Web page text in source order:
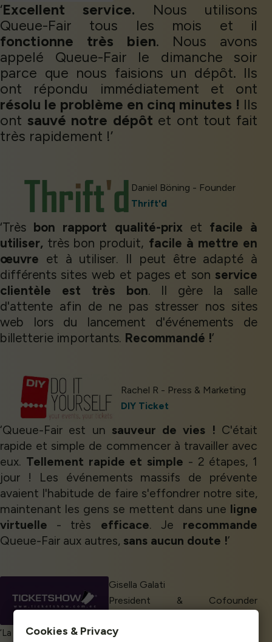
‘Excellent service. Nous utilisons
Queue-Fair tous les mois et il
fonctionne très bien. Nous avons
appelé Queue-Fair le dimanche soir
parce que nous faisions un dépôt. Ils
ont répondu immédiatement et ont
résolu le problème en cinq minutes ! Ils
ont sauvé notre dépôt et ont tout fait
très rapidement !’
Daniel Böning - Founder
Thrift'd
‘Très bon rapport qualité-prixet facile à
utiliser, très bon produit, facile à mettre en
œuvre et à utiliser. Il peut être adapté à
différents sites web et pages et son service
clientèle est très bon. Il gère la salle
d'attente afin de ne pas stresser nos sites
web lors du lancement d'événements de
billetterie importants. Recommandé !’
Rachel R - Press & Marketing
DIY Ticket
‘Queue-Fair est un sauveur de vies ! C'était
rapide et simple de commencer à travailler avec
eux. Tellement rapide et simple - 2 étapes, 1
jour ! Les événements massifs de prévente
avaient l'habitude de faire s'effondrer notre site,
maintenant les gens se mettent dans une ligne
virtuelle - très efficace. Je recommande
Queue-Fair aux autres, sans aucun doute !’
Gisella Galati
President & Cofounder
‘La communication et la facilité d'utilisation de la plateforme
Queue-Fair.com uses cookies to provide content
and improve your experience. You can accept all
categories individually.